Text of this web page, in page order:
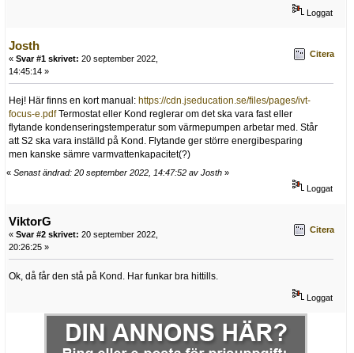
Loggat
Josth
« Svar #1 skrivet: 20 september 2022,
14:45:14 »
Citera
Hej! Här finns en kort manual: https://cdn.jseducation.se/files/pages/ivt-
focus-e.pdfTermostat eller Kond reglerar om det ska vara fast eller
flytande kondenseringstemperatur som värmepumpen arbetar med. Står
att S2 ska vara inställd på Kond. Flytande ger större energibesparing
men kanske sämre varmvattenkapacitet(?)
« Senast ändrad: 20 september 2022, 14:47:52 av Josth »
Loggat
ViktorG
« Svar #2 skrivet: 20 september 2022,
20:26:25 »
Citera
Ok, då får den stå på Kond. Har funkar bra hittills.
Loggat